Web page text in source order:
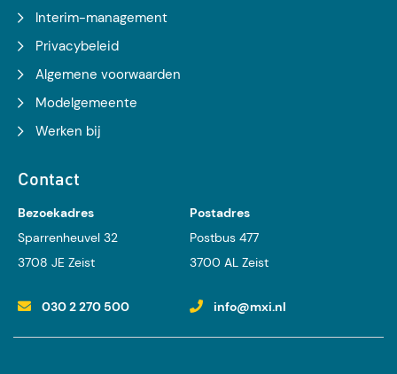
Interim-management
Privacybeleid
Algemene voorwaarden
Modelgemeente
Werken bij
Contact
Bezoekadres
Sparrenheuvel 32
3708 JE Zeist
Postadres
Postbus 477
3700 AL Zeist
030 2 270 500 info@mxi.nl